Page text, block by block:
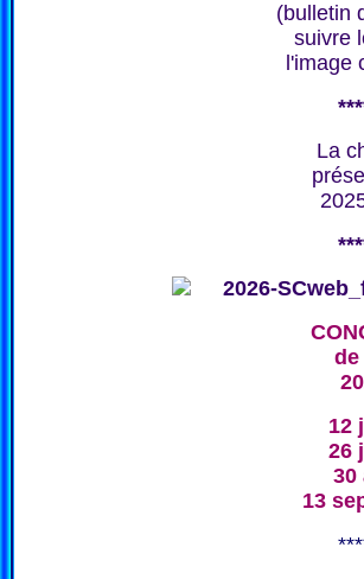
(bulletin
suivre
l'image
La
de
12
26
30
13